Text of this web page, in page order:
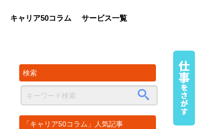
キャリア50コラム サービス一覧
検索
「キャリア50コラム」人気記事